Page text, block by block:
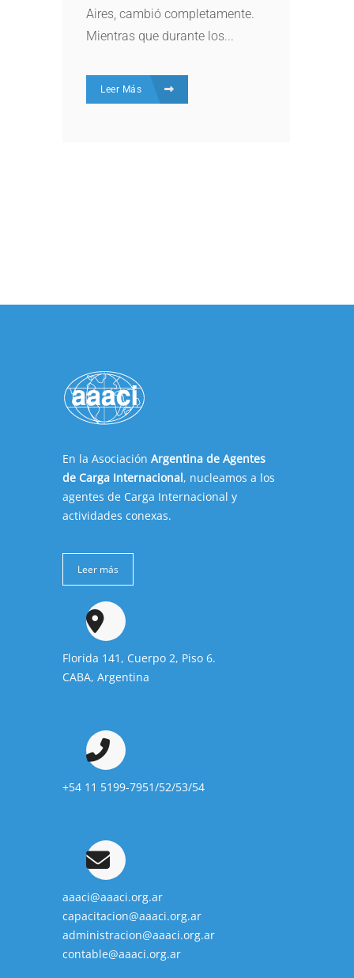
Aires, cambió completamente.
Mientras que durante los...
Leer Más
En la Asociación Argentina de Agentes
de Carga Internacional, nucleamos a los
agentes de Carga Internacional y
actividades conexas.
Leer más
Florida 141, Cuerpo 2, Piso 6.
CABA, Argentina
+54 11 5199-7951/52/53/54
aaaci@aaaci.org.ar
capacitacion@aaaci.org.ar
administracion@aaaci.org.ar
contable@aaaci.org.ar